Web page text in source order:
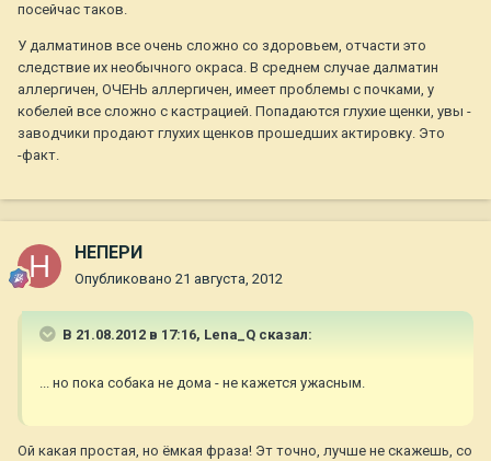
посейчас таков.
У далматинов все очень сложно со здоровьем, отчасти это
следствие их необычного окраса. В среднем случае далматин
аллергичен, ОЧЕНЬ аллергичен, имеет проблемы с почками, у
кобелей все сложно с кастрацией. Попадаются глухие щенки, увы -
заводчики продают глухих щенков прошедших актировку. Это
-факт.
НЕПЕРИ
Опубликовано 21 августа, 2012
В 21.08.2012 в 17:16, Lena_Q сказал:
... но пока собака не дома - не кажется ужасным.
Ой какая простая, но ёмкая фраза! Эт точно, лучше не скажешь, со